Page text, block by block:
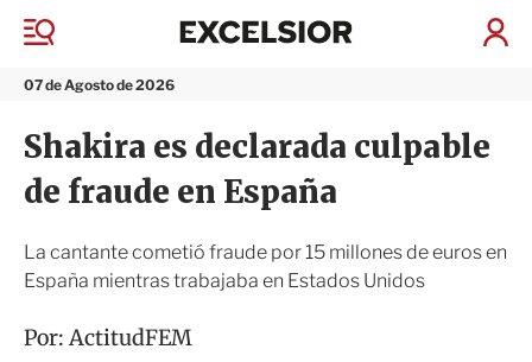
M
n
07 de Agosto de 2026
I
s
x
i
Shakira es declarada culpable
de fraude en España
La cantante cometió fraude por 15 millones de euros en
España mientras trabajaba en Estados Unidos
Por:ActitudFEM